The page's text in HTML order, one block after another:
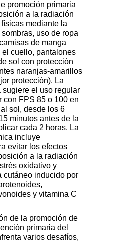
promoción primaria
a la radiación
mediante la
uso de ropa
de manga
el cuello, pantalones
sol con protección
naranjas-amarillos
protección). La
sugiere el uso regular
con FPS 85 o 100 en
sol, desde los 6
minutos antes de la
cada 2 horas. La
incluye
evitar los efectos
a la radiación
oxidativo y
cutáneo inducido por
y vitamina C
de la promoción de
primaria del
varios desafíos,